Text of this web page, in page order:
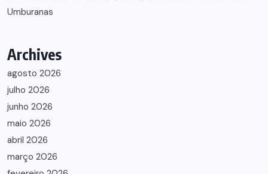
Umburanas
Archives
agosto 2026
julho 2026
junho 2026
maio 2026
abril 2026
março 2026